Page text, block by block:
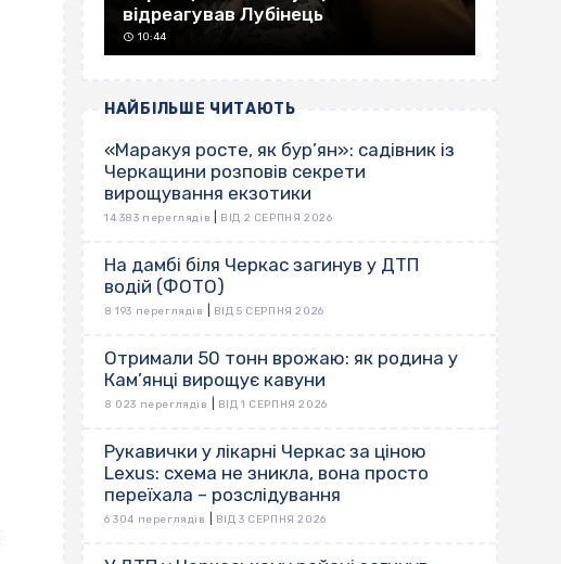
відреагував Лубінець
10:44
НАЙБІЛЬШЕ ЧИТАЮТЬ
«Маракуя росте, як бур’ян»: садівник із
Черкащини розповів секрети
вирощування екзотики
14 383 переглядів ВІД 2 СЕРПНЯ 2026
На дамбі біля Черкас загинув у ДТП
водій (ФОТО)
8 193 переглядів ВІД 5 СЕРПНЯ 2026
Отримали 50 тонн врожаю: як родина у
Кам’янці вирощує кавуни
8 023 переглядів ВІД 1 СЕРПНЯ 2026
Рукавички у лікарні Черкас за ціною
Lexus: схема не зникла, вона просто
переїхала – розслідування
6 304 переглядів ВІД 3 СЕРПНЯ 2026